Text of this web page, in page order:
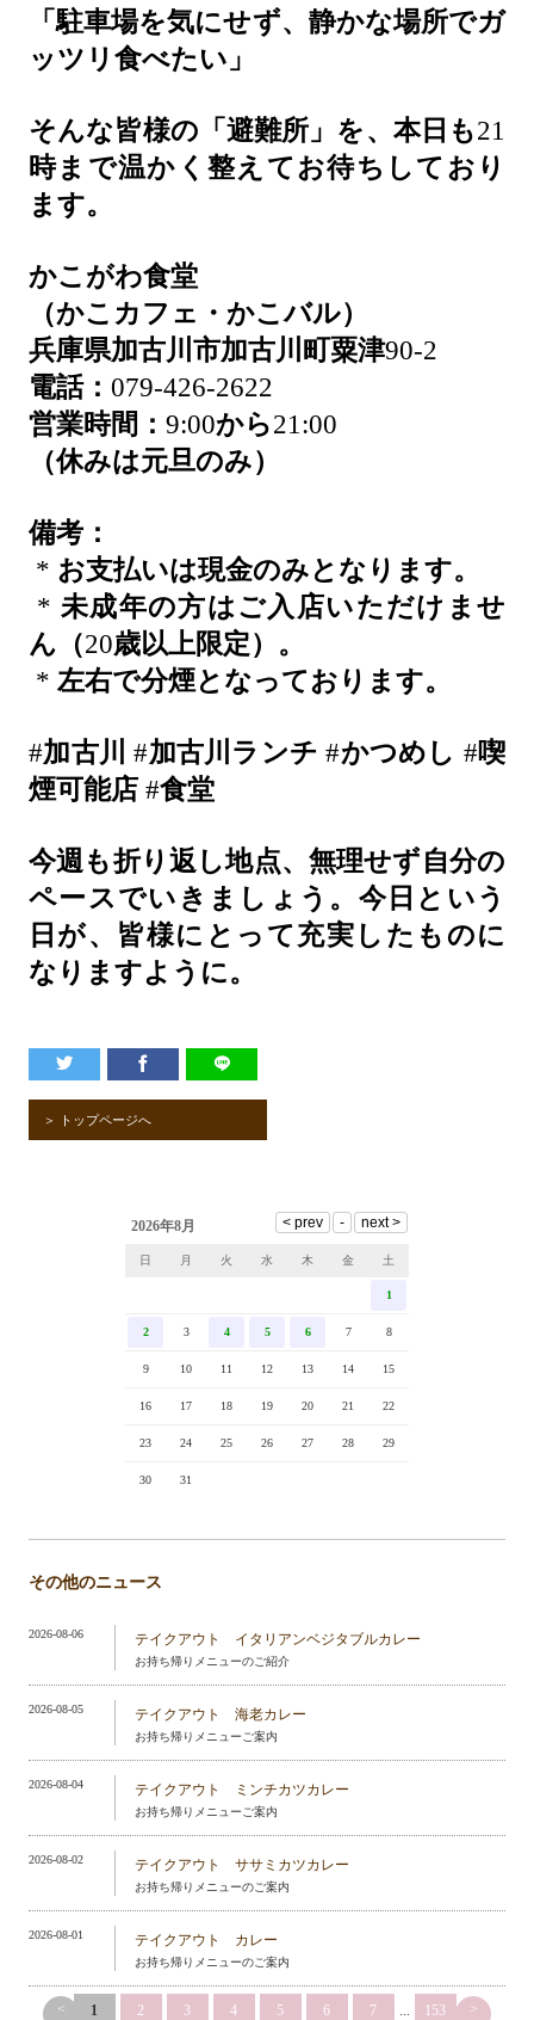
「駐車場を気にせず、静かな場所でガ
ッツリ食べたい」
そんな皆様の「避難所」を、本日も21
時まで温かく整えてお待ちしており
ます。
かこがわ食堂
（かこカフェ・かこバル）
兵庫県加古川市加古川町粟津90-2
電話： 079-426-2622
営業時間： 9:00から21:00
（休みは元旦のみ）
備考：
* お支払いは現金のみとなります。
* 未成年の方はご入店いただけませ
ん（20歳以上限定）。
* 左右で分煙となっております。
#加古川 #加古川ランチ #かつめし #喫
煙可能店 #食堂
今週も折り返し地点、無理せず自分の
ペースでいきましょう。今日という
日が、皆様にとって充実したものに
なりますように。
＞ トップページへ
2026年8月
日 月 火 水 木 金 土
1
2 3 4 5 6 7 8
9 10 11 12 13 14 15
16 17 18 19 20 21 22
23 24 25 26 27 28 29
30 31
その他のニュース
2026-08-06 テイクアウト イタリアンベジタブルカレー
お持ち帰りメニューのご紹介
2026-08-05 テイクアウト 海老カレー
お持ち帰りメニューご案内
2026-08-04 テイクアウト ミンチカツカレー
お持ち帰りメニューご案内
2026-08-02 テイクアウト ササミカツカレー
お持ち帰りメニューのご案内
2026-08-01 テイクアウト カレー
お持ち帰りメニューのご案内
< 1 2 3 4 5 6 7 ... 153 >